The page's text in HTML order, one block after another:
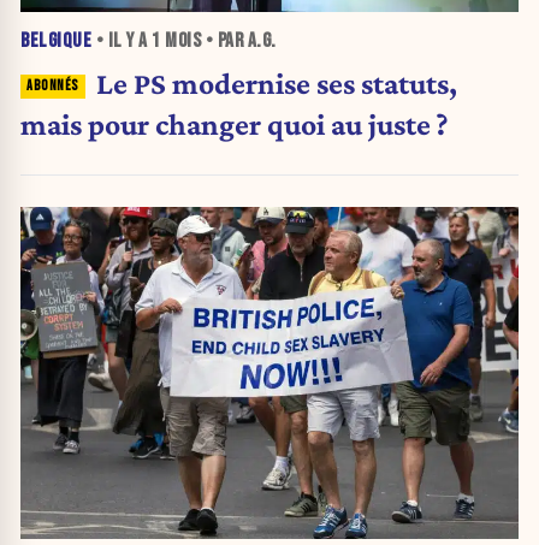
BELGIQUE • IL Y A 1 MOIS• PAR A.G.
Le PS modernise ses statuts,
mais pour changer quoi au juste ?